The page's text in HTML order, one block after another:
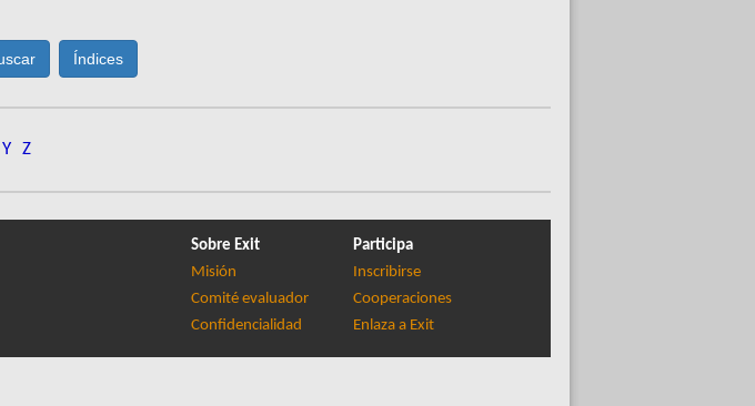
Y Z
Sobre Exit
Misión
Comité evaluador
Confidencialidad
Participa
Inscribirse
Cooperaciones
Enlaza a Exit